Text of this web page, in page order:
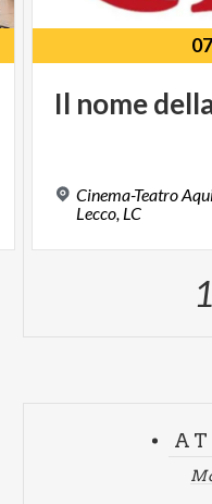
Il nome
Cinema-Teatro
Lecco, LC
1